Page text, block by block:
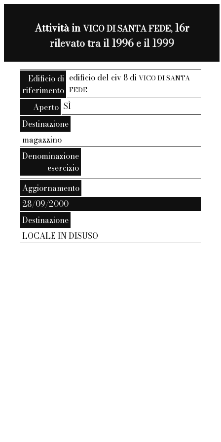
Attività inVICO DI SANTA FEDE,16r
rilevato tra il 1996 e il 1999
Edificio di
riferimento
edificio del civ 8 diVICO DI SANTA
FEDE
Aperto SÌ
Destinazione
magazzino
Denominazione
esercizio
Aggiornamento
28/09/2000
Destinazione
LOCALE IN DISUSO